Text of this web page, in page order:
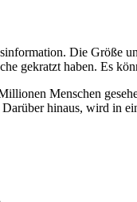
Die Größe
gekratzt haben. Es
Menschen
hinaus, wird in